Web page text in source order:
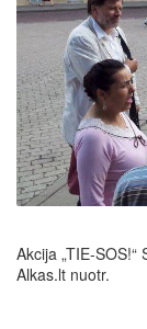
Akcija „TIE-
Alkas.lt nuotr.